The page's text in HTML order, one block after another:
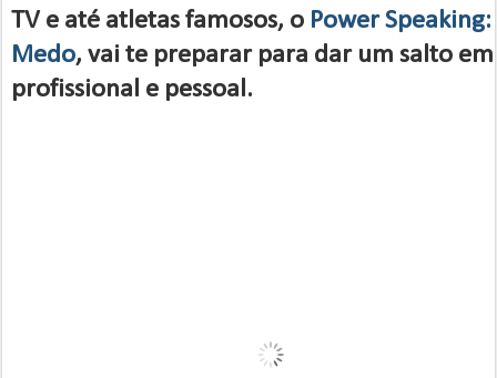
TV e até atletas famosos, o Power
Medo, vai te preparar para dar um salto em
profissional e pessoal.